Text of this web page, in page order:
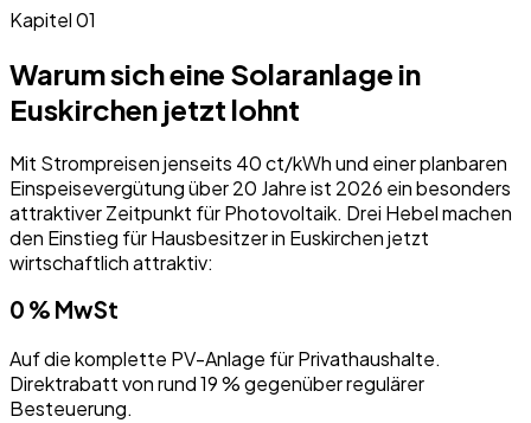
Kapitel 01
Warum sich eine Solaranlage in
Euskirchen jetzt lohnt
Mit Strompreisen jenseits 40 ct/kWh und einer planbaren
Einspeisevergütung über 20 Jahre ist 2026 ein besonders
attraktiver Zeitpunkt für Photovoltaik. Drei Hebel machen
den Einstieg für Hausbesitzer in Euskirchenjetzt
wirtschaftlich attraktiv:
0 % MwSt
Auf die komplette PV-Anlage für Privathaushalte.
Direktrabatt von rund 19 % gegenüber regulärer
Besteuerung.